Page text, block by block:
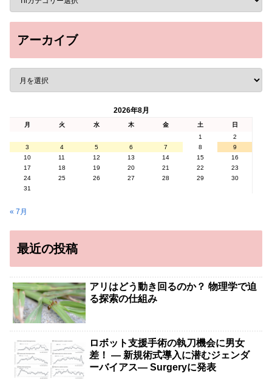
アーカイブ
2026年8月
月 火 水 木 金 土
日
1
2
3
4 5 6 7 8
9
10
11 12 13 14 15
16
17
18 19 20 21 22
23
24
25 26 27 28 29
30
31
« 7月
最近の投稿
アリはどう動き回るのか？ 物理学で迫
る探索の仕組み
ロボット支援手術の執刀機会に男女
差！ — 新規術式導入に潜むジェンダ
ーバイアス— Surgeryに発表